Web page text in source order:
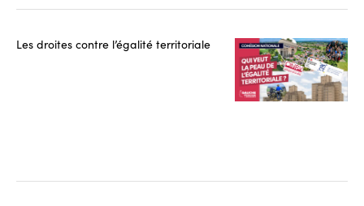
Les droites contre l’égalité territoriale